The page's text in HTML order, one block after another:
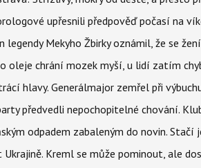
upřesnili předpověď počasí na
legendy Mekyho Žbirky oznámil, že se žení
oleje chrání mozek myší, u lidí zatím
hlavy. Generálmajor zemřel při
předvedli nepochopitelné chování.
odpadem zabaleným do novin.
Kreml se může pominout, ale